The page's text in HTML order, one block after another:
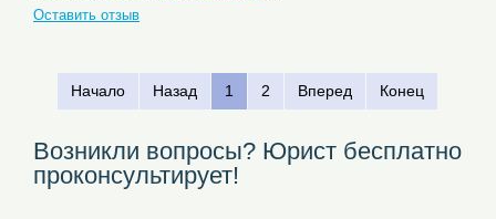
Оставить отзыв
Начало Назад 1 2 Вперед Конец
Возникли вопросы? Юрист бесплатно
проконсультирует!